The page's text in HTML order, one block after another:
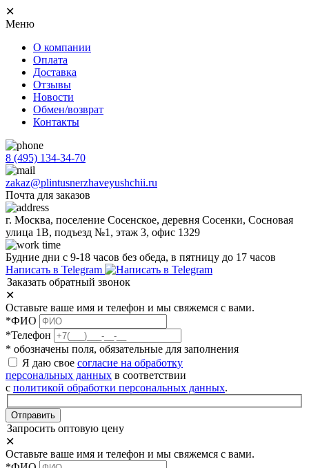
✕
Меню
О компании
Оплата
Доставка
Отзывы
Новости
Обмен/возврат
Контакты
8 (495) 134-34-70
zakaz@plintusnerzhaveyushchii.ru
Почта для заказов
г. Москва, поселение Сосенское, деревня Сосенки, Сосновая
улица 1В, подъезд №1, этаж 3, офис 1329
Будние дни с 9-18 часов без обеда, в пятницу до 17 часов
Написать в Telegram
Заказать обратный звонок
✕
Оставьте ваше имя и телефон и мы свяжемся с вами.
*ФИО
*Телефон
* обозначены поля, обязательные для заполнения
Я даю свое согласие на обработку
персональных данных в соответствии
с политикой обработки персональных данных.
Отправить
Запросить оптовую цену
✕
Оставьте ваше имя и телефон и мы свяжемся с вами.